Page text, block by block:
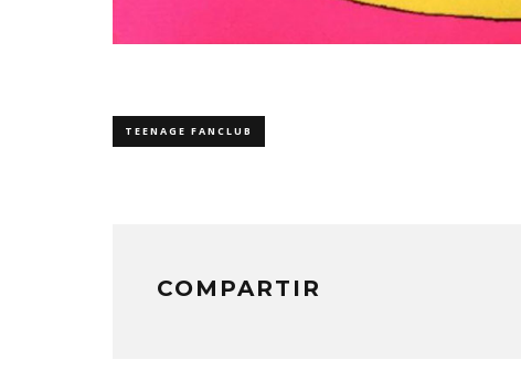
TEENAGE FANCLUB
COMPARTIR